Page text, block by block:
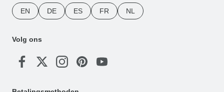
EN DE ES FR NL
Volg ons